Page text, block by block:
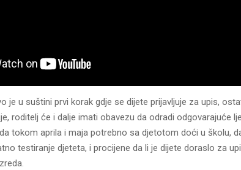
je u suštini prvi korak gdje se dijete prijavljuje za upis,
roditelj će i dalje imati obavezu da odradi odgovarajuće
tokom aprila i maja potrebno sa djetotom doći u školu,
testiranje djeteta, i procijene da li je dijete doraslo za